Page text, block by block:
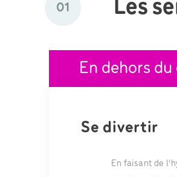
01 Les
En dehors
Se divertir
En faisant de